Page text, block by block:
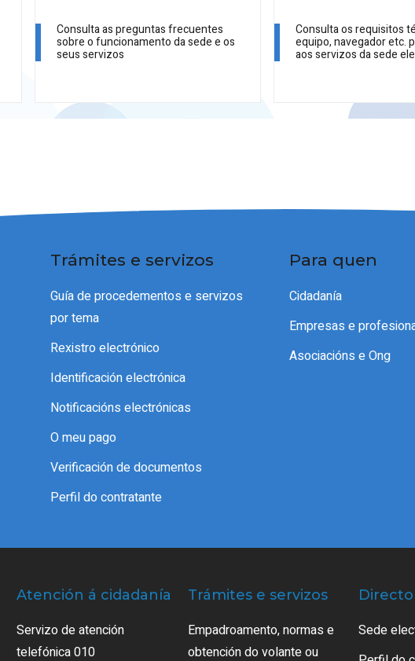
Consulta as preguntas frecuentes
sobre o funcionamento da sede e os
seus servizos
Consulta os requisitos
equipo, navegador etc.
aos servizos da sede
Trámites e servizos
Guía de procedementos e servizos
por tema
Rexistro electrónico
Identificación electrónica
Notificacións electrónicas
O meu pago
Verificación de documentos
Perfil do contratante
Para quen
Cidadanía
Empresas e
Asociacións e Ong
Atención á cidadanía
Servizo de atención
telefónica 010
Trámites e servizos
Empadroamento, normas e
obtención do volante ou
Directo
Sede